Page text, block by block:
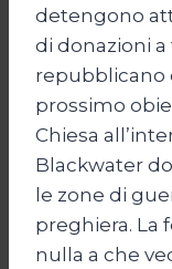
detengono
di donazioni
repubblicano
prossimo
Chiesa
Blackwater
le zone di
preghiera. La
nulla a che